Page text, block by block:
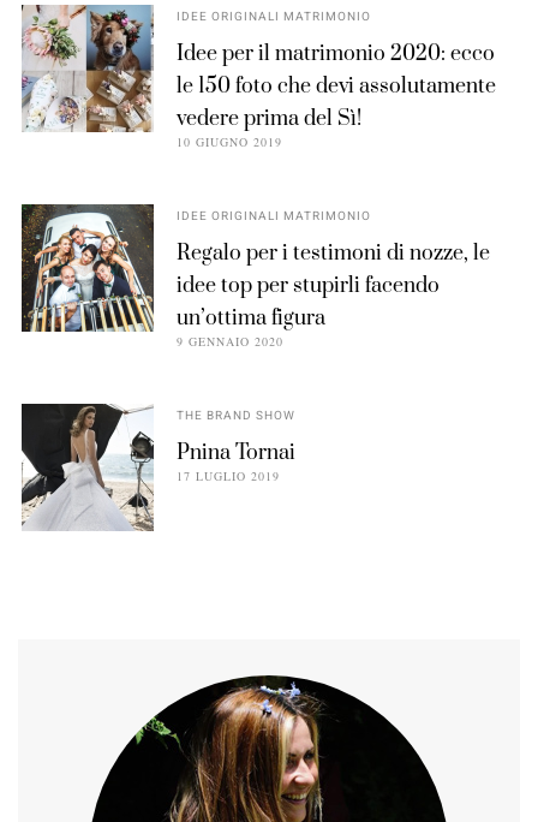
IDEE ORIGINALI MATRIMONIO
Idee per il matrimonio 2020: ecco
le 150 foto che devi assolutamente
vedere prima del Sì!
10 GIUGNO 2019
IDEE ORIGINALI MATRIMONIO
Regalo per i testimoni di nozze, le
idee top per stupirli facendo
un’ottima figura
9 GENNAIO 2020
THE BRAND SHOW
Pnina Tornai
17 LUGLIO 2019